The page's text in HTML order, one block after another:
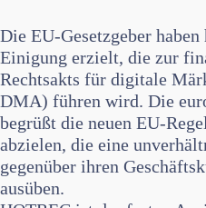
Die EU-Gesetzgeber
Einigung erzielt, die zur
Rechtsakts für digitale
DMA) führen wird. Die
begrüßt die neuen EU-
abzielen, die eine
gegenüber ihren
ausüben.